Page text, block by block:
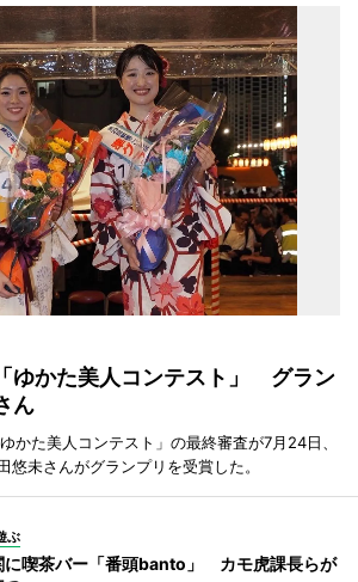
ゆかた美人コンテスト」 グラン
ん
かた美人コンテスト」の最終審査が7月24日、
悠未さんがグランプリを受賞した。
ぶ
に喫茶バー「番頭banto」 カモ虎課長らが